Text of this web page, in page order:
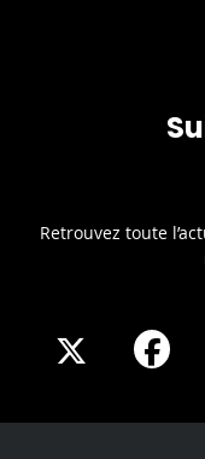
Retrouvez toute
Share
X